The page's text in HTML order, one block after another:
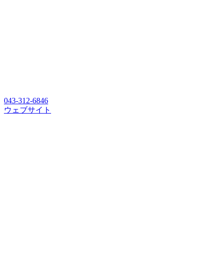
043-312-6846
ウェブサイト